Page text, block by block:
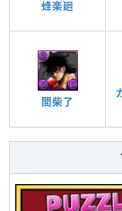
蜂楽廻
間柴了